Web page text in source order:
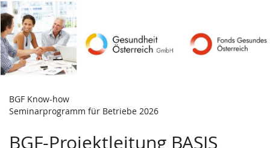
Zum
Haupt-
Inhalt
springen
BGF Know-how
Seminarprogramm für Betriebe 2026
BGF-Projektleitung BASIS